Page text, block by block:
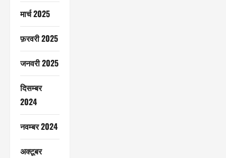
मार्च 2025
फ़रवरी 2025
जनवरी 2025
दिसम्बर
2024
नवम्बर 2024
अक्टूबर